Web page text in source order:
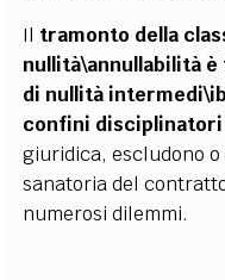
Il tramonto della
nullità\annullabilità
di nullità
confini disciplinatori
giuridica, escludono
sanatoria del
numerosi dilemmi.